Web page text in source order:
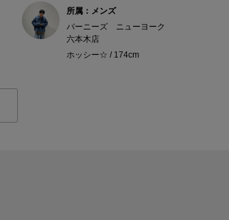
所属：メンズ
バーニーズ ニューヨーク
六本木店
ホッシー☆ / 174cm